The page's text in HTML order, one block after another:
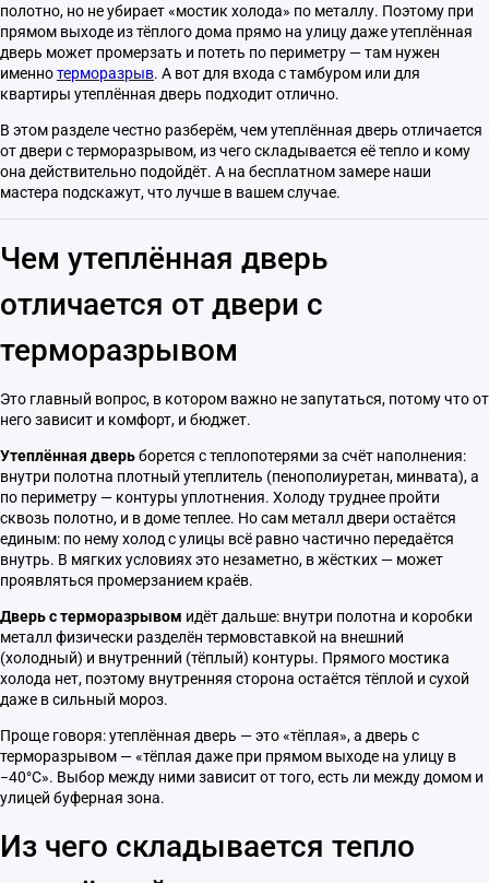
полотно, но не убирает «мостик холода» по металлу. Поэтому при
прямом выходе из тёплого дома прямо на улицу даже утеплённая
дверь может промерзать и потеть по периметру — там нужен
именнотерморазрыв. А вот для входа с тамбуром или для
квартиры утеплённая дверь подходит отлично.
В этом разделе честно разберём, чем утеплённая дверь отличается
от двери с терморазрывом, из чего складывается её тепло и кому
она действительно подойдёт. А на бесплатном замере наши
мастера подскажут, что лучше в вашем случае.
Чем утеплённая дверь
отличается от двери с
терморазрывом
Это главный вопрос, в котором важно не запутаться, потому что от
него зависит и комфорт, и бюджет.
Утеплённая дверьборется с теплопотерями за счёт наполнения:
внутри полотна плотный утеплитель (пенополиуретан, минвата), а
по периметру — контуры уплотнения. Холоду труднее пройти
сквозь полотно, и в доме теплее. Но сам металл двери остаётся
единым: по нему холод с улицы всё равно частично передаётся
внутрь. В мягких условиях это незаметно, в жёстких — может
проявляться промерзанием краёв.
Дверь с терморазрывом идёт дальше: внутри полотна и коробки
металл физически разделён термовставкой на внешний
(холодный) и внутренний (тёплый) контуры. Прямого мостика
холода нет, поэтому внутренняя сторона остаётся тёплой и сухой
даже в сильный мороз.
Проще говоря: утеплённая дверь — это «тёплая», а дверь с
терморазрывом — «тёплая даже при прямом выходе на улицу в
−40°C». Выбор между ними зависит от того, есть ли между домом и
улицей буферная зона.
Из чего складывается тепло